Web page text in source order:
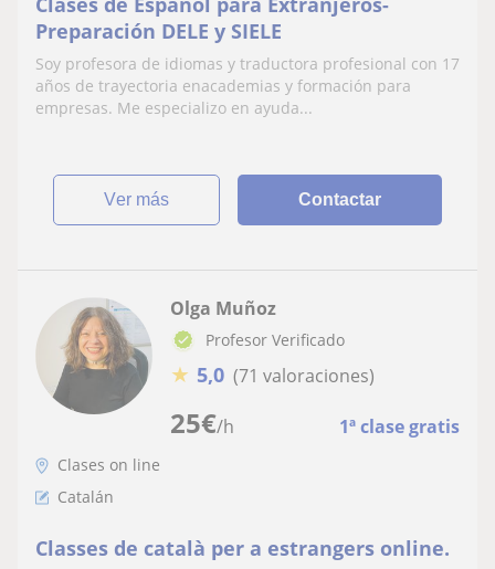
Preparación DELE y SIELE
Soy profesora de idiomas y traductora profesional con 17
años de trayectoria enacademias y formación para
empresas. Me especializo en ayuda...
ver más Contactar
25€/h 1ª clase gratis
Olga Muñoz
Profesor Verificado
★ 5,0 (71 valoraciones)
Clases on line
Catalán
Classes de català per a estrangers online.